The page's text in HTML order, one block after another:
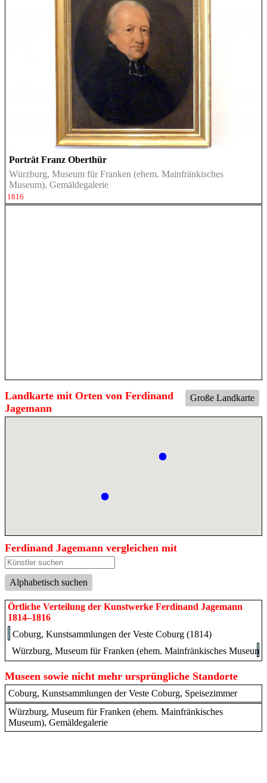
Porträt Franz Oberthür
Würzburg, Museum für Franken (ehem. Mainfränkisches
Museum), Gemäldegalerie
1816
Große Landkarte
Landkarte mit Orten von Ferdinand
Jagemann
Ferdinand Jagemann vergleichen mit
Alphabetisch suchen
Örtliche Verteilung der Kunstwerke Ferdinand Jagemann
1814–1816
Coburg, Kunstsammlungen der Veste Coburg (1814)
Würzburg, Museum für Franken (ehem. Mainfränkisches Museum)
Museen sowie nicht mehr ursprüngliche Standorte
Coburg, Kunstsammlungen der Veste Coburg, Speisezimmer
Würzburg, Museum für Franken (ehem. Mainfränkisches
Museum), Gemäldegalerie